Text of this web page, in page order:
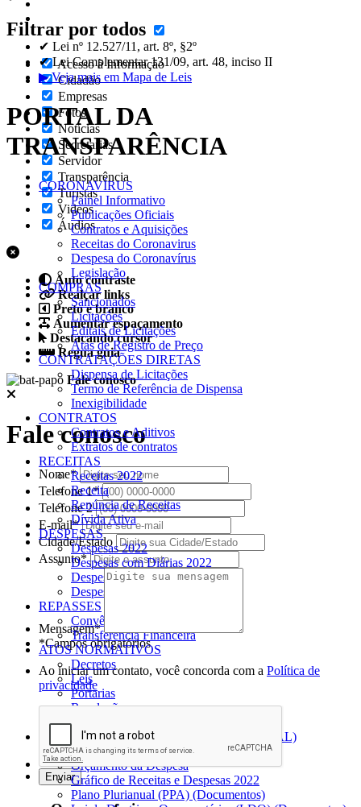
Filtrar por todos
Acesso à Informação
Cidadão
Empresas
Fotos
Notícias
Secretarias
Servidor
Transparência
Turistas
Videos
Áudios
Auto contraste
Realçar links
Preto e branco
Aumentar espaçamento
Destacando cursor
Regua guia
Fale conosco
Fale conosco
Nome*
Telefone 1*
Telefone 2
E-mail*
Cidade/Estado
Assunto*
Mensagem*
*Campos obrigatórios
Ao iniciar um contato, você concorda com a Política de
privacidade
✔ Lei nº 12.527/11, art. 8º, §2º
✔ Lei Complementar 131/09, art. 48, inciso II
▶ Veja mais em Mapa de Leis
PORTAL DA
TRANSPARÊNCIA
CORONAVÍRUS
Painel Informativo
Publicações Oficiais
Contratos e Aquisições
Receitas do Coronavirus
Despesa do Coronavírus
Legislação
COMPRAS
Sancionados
Licitações
Editais de Licitações
Atas de Registro de Preço
CONTRATAÇÕES DIRETAS
Dispensa de Licitações
Termo de Referência de Dispensa
Inexigibilidade
CONTRATOS
Contratos e Aditivos
Extratos de contratos
RECEITAS
Receitas 2022
Receita
Renúncia de Receitas
Dívida Ativa
DESPESAS
Despesas 2022
Despesas com Diárias 2022
Despesas
Despesas com diárias e passagens
REPASSES
Convênios Recebidos
Transferência Financeira
ATOS NORMATIVOS
Decretos
Leis
Portarias
Resoluções
Lei Orgânica do Município
LRF (LEI DE RESPONSABILIDADE FISCAL)
Orçamento da Receita
Orçamento da Despesa
Gráfico de Receitas e Despesas 2022
Plano Plurianual (PPA) (Documentos)